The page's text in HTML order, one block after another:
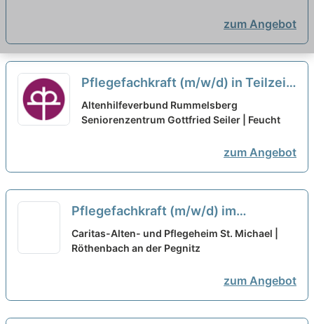
zum Angebot
Pflegefachkraft (m/w/d) in Teilzeit
(50-80%) - Werde Teil unseres
Teams! neu
Altenhilfeverbund Rummelsberg
Seniorenzentrum Gottfried Seiler | Feucht
zum Angebot
Pflegefachkraft (m/w/d) im
Frühdienst in Teilzeit - Zusammen
einfach gut pflegen!
Caritas-Alten- und Pflegeheim St. Michael |
Röthenbach an der Pegnitz
zum Angebot